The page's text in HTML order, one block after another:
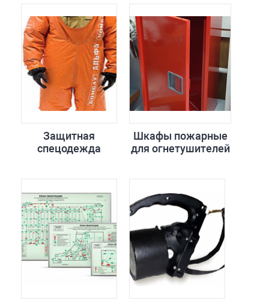
Защитная
спецодежда
Шкафы пожарные
для огнетушителей